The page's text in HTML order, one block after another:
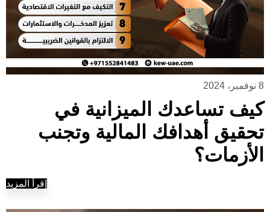
8 نوفمبر، 2024
كيف تساعدك الميزانية في
تحقيق أهدافك المالية وتجنب
الأزمات؟
إقرأ المزيد